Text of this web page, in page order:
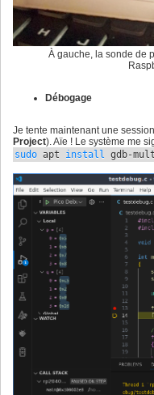
À gauche, la sonde de
Débogage
Je tente maintenant une
Project). Aïe ! Le système me
sudo apt install gdb-